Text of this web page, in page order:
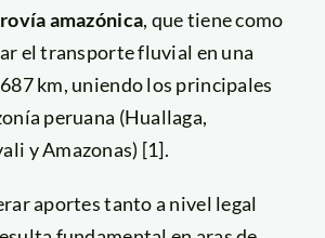
amazónica, que tiene como
el transporte fluvial en una
km, uniendo los principales
peruana (Huallaga,
y Amazonas) [1].
aportes tanto a nivel legal